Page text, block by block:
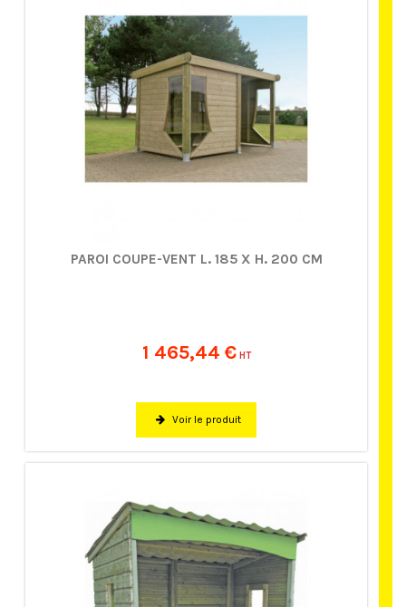
PAROI COUPE-VENT L. 185 X H. 200 CM
1 465,44 € HT
Voir le produit